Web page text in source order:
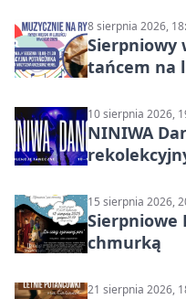
8 sierpnia 2026,
Sierpniowy
tańcem na
10 sierpnia 2026,
NINIWA
15 sierpnia 2026,
Sierpniowe
chmurką
21 sierpnia 2026,